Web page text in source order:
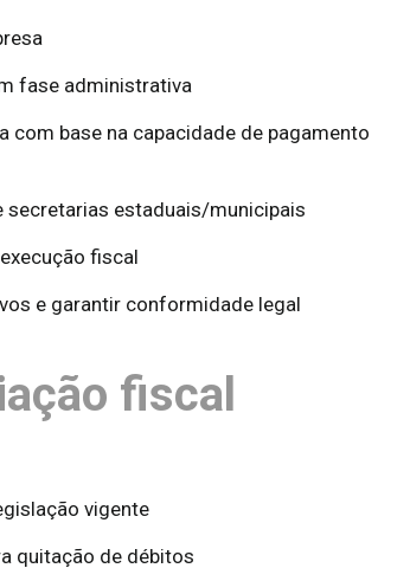
fase administrativa
com base na capacidade de pagamento
secretarias estaduais/municipais
fiscal
e garantir conformidade legal
fiscal
vigente
quitação de débitos